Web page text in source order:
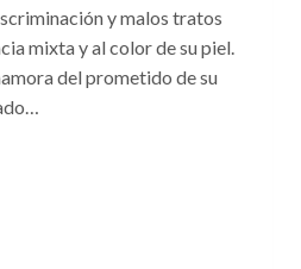
y malos tratos
mixta y al color de su piel.
del prometido de su